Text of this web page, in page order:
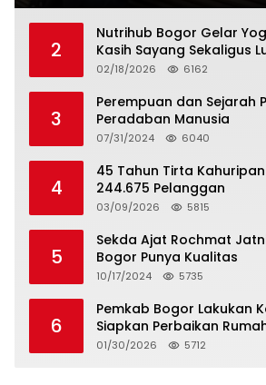
2
Nutrihub Bogor Gelar
Kasih Sayang Sekaligus
Tropicana Slim
02/18/2026 6162
3
Perempuan dan Sejarah
Peradaban Manusia
07/31/2024 6040
4
45 Tahun Tirta
244.675 Pelanggan
03/09/2026 5815
5
Sekda Ajat Rochmat
Bogor Punya Kualitas
10/17/2024 5735
6
Pemkab Bogor Lakukan
Siapkan Perbaikan
Pergeseran Tanah
01/30/2026 5712